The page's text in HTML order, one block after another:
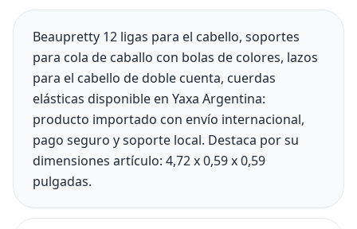
Beaupretty 12 ligas para el cabello, soportes
para cola de caballo con bolas de colores, lazos
para el cabello de doble cuenta, cuerdas
elásticas disponible en Yaxa Argentina:
producto importado con envío internacional,
pago seguro y soporte local. Destaca por su
dimensiones artículo: 4,72 x 0,59 x 0,59
pulgadas.